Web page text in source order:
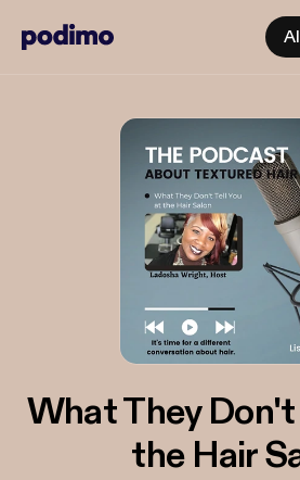
What They Don't
the Hair